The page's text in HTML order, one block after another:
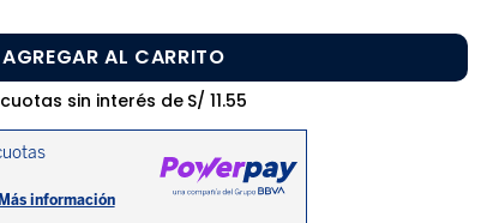
AGREGAR AL CARRITO
cuotas sin interés de S/ 11.55